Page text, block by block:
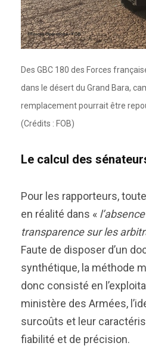
Des GBC 180 des Forces
dans le désert du Grand Bara,
remplacement pourrait être
(Crédits : FOB)
Le calcul des
Pour les rapporteurs,
en réalité dans «
transparence sur les
Faute de disposer d’un
synthétique, la méthode
donc consisté en
ministère des Armées,
surcoûts et leur
fiabilité et de précision.